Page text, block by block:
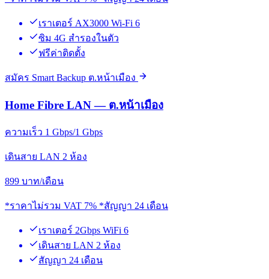
เราเตอร์ AX3000 Wi-Fi 6
ซิม 4G สำรองในตัว
ฟรีค่าติดตั้ง
สมัคร Smart Backup ต.หน้าเมือง
Home Fibre LAN — ต.หน้าเมือง
ความเร็ว 1 Gbps/1 Gbps
เดินสาย LAN 2 ห้อง
899 บาท/เดือน
*ราคาไม่รวม VAT 7% *สัญญา 24 เดือน
เราเตอร์ 2Gbps WiFi 6
เดินสาย LAN 2 ห้อง
สัญญา 24 เดือน